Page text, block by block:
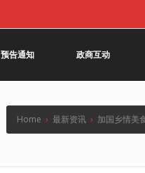
预告通知 政商互动
Home › 最新资讯 › 加国乡情美